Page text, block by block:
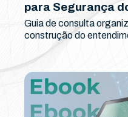
para Segurança
Guia de consulta
construção do